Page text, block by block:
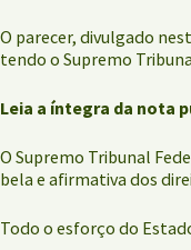
O parecer, divulgado
tendo o Supremo
Leia a íntegra da nota
O Supremo Tribunal
bela e afirmativa dos
Todo o esforço do